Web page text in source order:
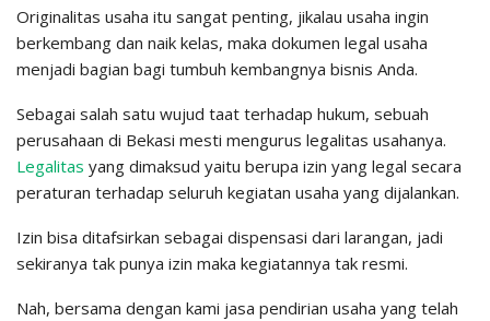
Originalitas usaha itu sangat penting, jikalau usaha ingin
berkembang dan naik kelas, maka dokumen legal usaha
menjadi bagian bagi tumbuh kembangnya bisnis Anda.
Sebagai salah satu wujud taat terhadap hukum, sebuah
perusahaan di Bekasi mesti mengurus legalitas usahanya.
Legalitas yang dimaksud yaitu berupa izin yang legal secara
peraturan terhadap seluruh kegiatan usaha yang dijalankan.
Izin bisa ditafsirkan sebagai dispensasi dari larangan, jadi
sekiranya tak punya izin maka kegiatannya tak resmi.
Nah, bersama dengan kami jasa pendirian usaha yang telah